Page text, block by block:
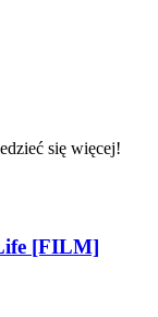
się więcej!
[FILM]